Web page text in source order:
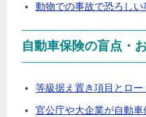
動物での事故で恐ろしい
自動車保険の盲点・
等級据え置き項目とロー
官公庁や大企業が自動